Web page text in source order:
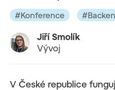
Jiří Smolík
Vývoj
#Konference
V České republice